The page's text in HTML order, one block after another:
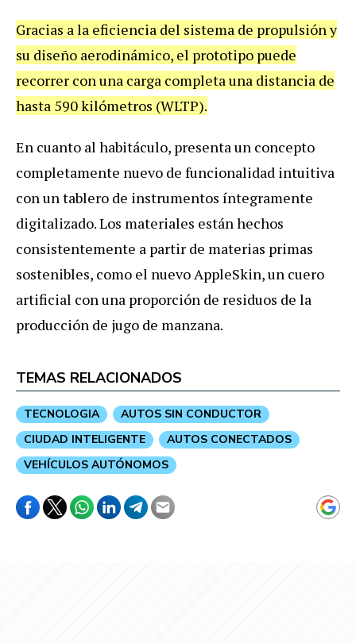
Gracias a la eficiencia del sistema de propulsión y
su diseño aerodinámico, el prototipo puede
recorrer con una carga completa una distancia de
hasta 590 kilómetros (WLTP).
En cuanto al habitáculo, presenta un concepto
completamente nuevo de funcionalidad intuitiva
con un tablero de instrumentos íntegramente
digitalizado. Los materiales están hechos
consistentemente a partir de materias primas
sostenibles, como el nuevo AppleSkin, un cuero
artificial con una proporción de residuos de la
producción de jugo de manzana.
TEMAS RELACIONADOS
TECNOLOGIA
AUTOS SIN CONDUCTOR
CIUDAD INTELIGENTE
AUTOS CONECTADOS
VEHÍCULOS AUTÓNOMOS